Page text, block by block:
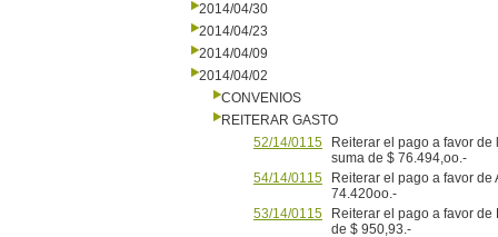
2014/04/30
2014/04/23
2014/04/09
2014/04/02
CONVENIOS
REITERAR GASTO
52/14/0115
Reiterar el pago a favor
suma de $ 76.494,oo.-
54/14/0115
Reiterar el pago a favor
74.420oo.-
53/14/0115
Reiterar el pago a favor
de $ 950,93.-